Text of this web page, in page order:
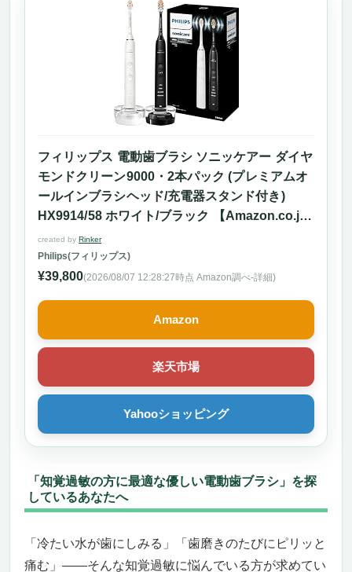
ーズの人は再検討を
知覚過敏を我慢しない。もう一度、歯磨きを
好きになる体験を
パナソニック 電動歯ブラシ ドルツ EW-DP35-
W｜知覚過敏の方にこそ使ってほしい、極上の
やさしさと本格ケアを両立する1本
歯にやさしく、歯茎にもやさしい。知覚過敏
優しさだけじゃない。プロのような磨き上が
りで本格ケアも妥協なし
フロートチャージで清潔＆快適な充電。日々
の使いやすさまで妥協なし
こういう人には絶対おすすめ。でもこんな人
にはちょっと物足りないかも？
総評：知覚過敏で悩むあなたに寄り添う、ま
さに“歯ブラシ界のセラピスト”
知覚過敏の方に最適な優しい電動歯ブラシ「痛
くないのに、しっかり磨ける」——そんな夢の
ような歯磨き体験をあなたに。
旅行にも最適！最大30日連続使用の大容量バ
も◎で長期的に使えるのがうれしい
IPX7防水で浴室でも安心。毎日のケアをもっ
「知覚過敏でも、磨くのが楽しくなる」その第
一歩をこの1本から
フィリップス 電動歯ブラシ ソニッケアー ダイヤ
モンドクリーン9000・2本パック (プレミアムオ
ールインブラシヘッド/充電器スタンド付き)
HX9914/58 ホワイト/ブラック 【Amazon.co.jp
限定】
created by Rinker
Philips(フィリップス)
¥39,800(2026/08/07 12:28:27時点 Amazon調べ-詳細)
Amazon
楽天市場
Yahooショッピング
「知覚過敏の方に最適な優しい電動歯ブラシ」を探
しているあなたへ
「冷たい水が歯にしみる」「歯磨きのたびにピリッと
痛む」——そんな知覚過敏に悩んでいる方が求めてい